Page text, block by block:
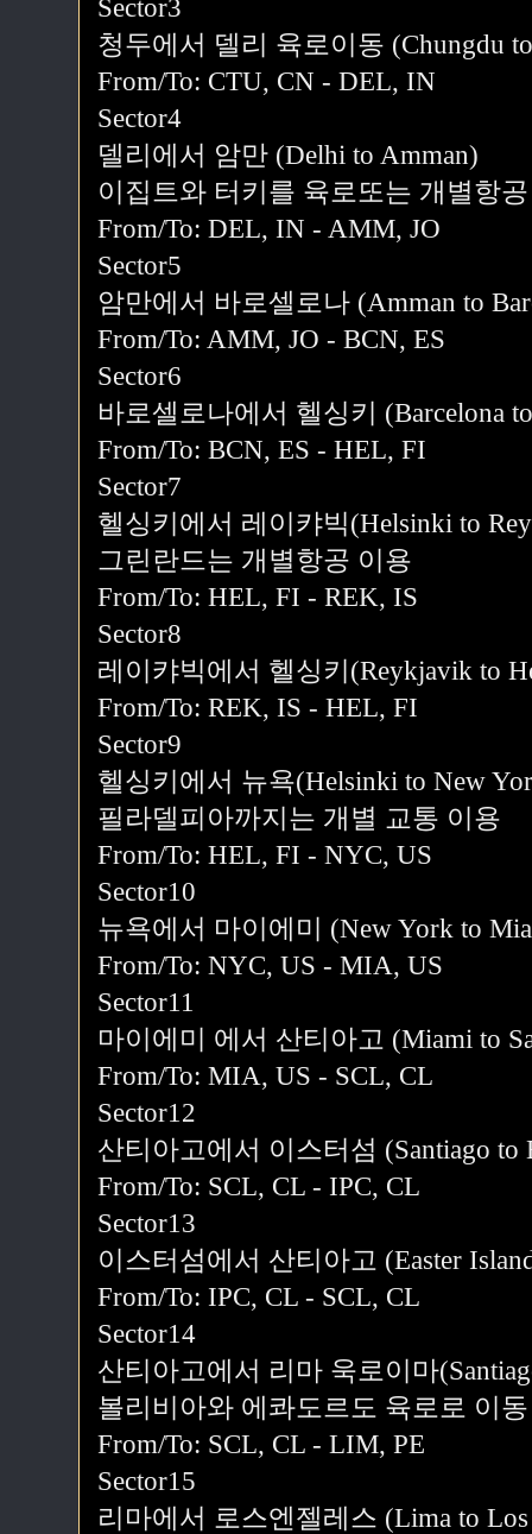
Sector3
청두에서 델리 육로이동 (Chungdu
From/To: CTU, CN - DEL, IN
Sector4
델리에서 암만 (Delhi to Amman)
이집트와 터키를 육로또는 개별항
From/To: DEL, IN - AMM, JO
Sector5
암만에서 바로셀로나 (Amman to
From/To: AMM, JO - BCN, ES
Sector6
바로셀로나에서 헬싱키 (Barcelona
From/To: BCN, ES - HEL, FI
Sector7
헬싱키에서 레이캬빅(Helsinki to
그린란드는 개별항공 이용
From/To: HEL, FI - REK, IS
Sector8
레이캬빅에서 헬싱키(Reykjavik to
From/To: REK, IS - HEL, FI
Sector9
헬싱키에서 뉴욕(Helsinki to New
필라델피아까지는 개별 교통 이용
From/To: HEL, FI - NYC, US
Sector10
뉴욕에서 마이에미 (New York to
From/To: NYC, US - MIA, US
Sector11
마이에미 에서 산티아고 (Miami to
From/To: MIA, US - SCL, CL
Sector12
산티아고에서 이스터섬 (Santiago to
From/To: SCL, CL - IPC, CL
Sector13
이스터섬에서 산티아고 (Easter
From/To: IPC, CL - SCL, CL
Sector14
산티아고에서 리마 욱로이마
볼리비아와 에콰도르도 육로로 이동
From/To: SCL, CL - LIM, PE
Sector15
리마에서 로스엔젤레스 (Lima to Los